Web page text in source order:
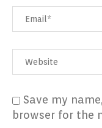
Save my
browser for the